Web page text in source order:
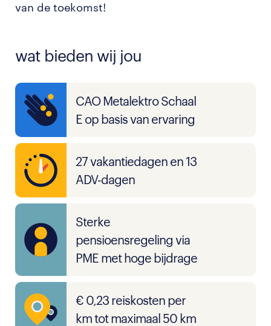
van de toekomst!
wat bieden wij jou
CAO Metalektro Schaal
E op basis van ervaring
27 vakantiedagen en 13
ADV-dagen
Sterke
pensioensregeling via
PME met hoge bijdrage
€ 0,23 reiskosten per
km tot maximaal 50 km